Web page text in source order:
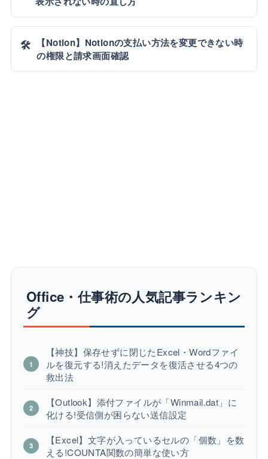
🛠️
【Notion】Notionの支払い方法を変更できない時
の権限と請求画面確認
Office・仕事術の人気記事ランキン
グ
【神技】保存せずに閉じたExcel・Wordファイ
ルを復元する!消えたデータを復活させる4つの
救出法
【Outlook】添付ファイルが「Winmail.dat」に
化ける!受信側が困らない送信設定
【Excel】文字が入っているセルの「個数」を数
える!COUNTA関数の簡単な使い方